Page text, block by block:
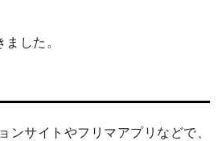
した。
サイトやフリマアプリなどで、